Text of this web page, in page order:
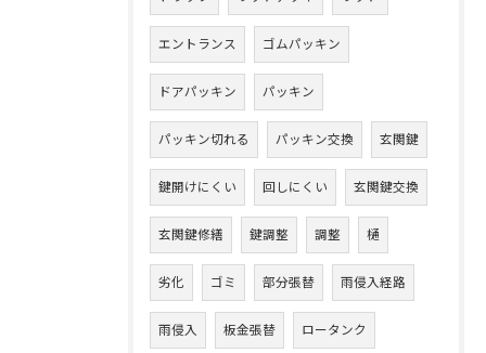
エントランス ゴムパッキン
ドアパッキン パッキン
パッキン切れる パッキン交換 玄関鍵
鍵開けにくい 回しにくい 玄関鍵交換
玄関鍵修繕 鍵調整 調整 樋
劣化 ゴミ 部分張替 雨侵入経路
雨侵入 板金張替 ロータンク